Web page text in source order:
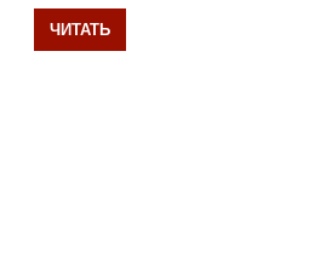
ЧИТАТЬ